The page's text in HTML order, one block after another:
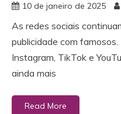
10 de janeiro de 2025
As redes sociais
publicidade com
Instagram, TikTok e
ainda mais
Read More